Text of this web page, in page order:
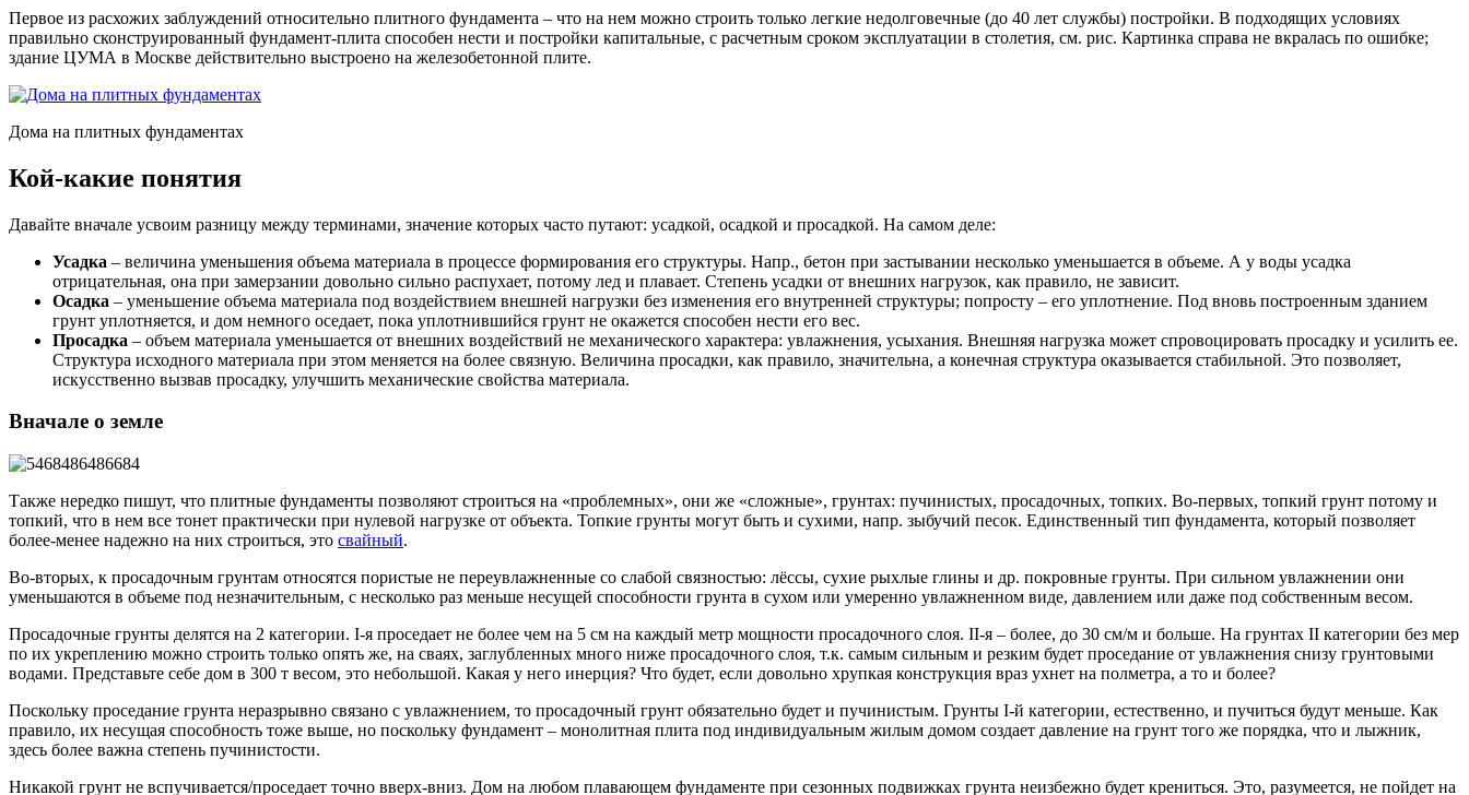
Первое из расхожих заблуждений относительно плитного фундамента – что на нем можно строить только легкие недолговечные (до 40 лет службы) постройки. В подходящих условиях
правильно сконструированный фундамент-плита способен нести и постройки капитальные, с расчетным сроком эксплуатации в столетия, см. рис. Картинка справа не вкралась по ошибке;
здание ЦУМА в Москве действительно выстроено на железобетонной плите.
Дома на плитных фундаментах
Кой-какие понятия
Давайте вначале усвоим разницу между терминами, значение которых часто путают: усадкой, осадкой и просадкой. На самом деле:
Усадка – величина уменьшения объема материала в процессе формирования его структуры. Напр., бетон при застывании несколько уменьшается в объеме. А у воды усадка
отрицательная, она при замерзании довольно сильно распухает, потому лед и плавает. Степень усадки от внешних нагрузок, как правило, не зависит.
Осадка – уменьшение объема материала под воздействием внешней нагрузки без изменения его внутренней структуры; попросту – его уплотнение. Под вновь построенным зданием
грунт уплотняется, и дом немного оседает, пока уплотнившийся грунт не окажется способен нести его вес.
Просадка – объем материала уменьшается от внешних воздействий не механического характера: увлажнения, усыхания. Внешняя нагрузка может спровоцировать просадку и усилить ее.
Структура исходного материала при этом меняется на более связную. Величина просадки, как правило, значительна, а конечная структура оказывается стабильной. Это позволяет,
искусственно вызвав просадку, улучшить механические свойства материала.
Вначале о земле
Также нередко пишут, что плитные фундаменты позволяют строиться на «проблемных», они же «сложные», грунтах: пучинистых, просадочных, топких. Во-первых, топкий грунт потому и
топкий, что в нем все тонет практически при нулевой нагрузке от объекта. Топкие грунты могут быть и сухими, напр. зыбучий песок. Единственный тип фундамента, который позволяет
более-менее надежно на них строиться, это свайный.
Во-вторых, к просадочным грунтам относятся пористые не переувлажненные со слабой связностью: лёссы, сухие рыхлые глины и др. покровные грунты. При сильном увлажнении они
уменьшаются в объеме под незначительным, с несколько раз меньше несущей способности грунта в сухом или умеренно увлажненном виде, давлением или даже под собственным весом.
Просадочные грунты делятся на 2 категории. I-я проседает не более чем на 5 см на каждый метр мощности просадочного слоя. II-я – более, до 30 см/м и больше. На грунтах II категории без мер
по их укреплению можно строить только опять же, на сваях, заглубленных много ниже просадочного слоя, т.к. самым сильным и резким будет проседание от увлажнения снизу грунтовыми
водами. Представьте себе дом в 300 т весом, это небольшой. Какая у него инерция? Что будет, если довольно хрупкая конструкция враз ухнет на полметра, а то и более?
Поскольку проседание грунта неразрывно связано с увлажнением, то просадочный грунт обязательно будет и пучинистым. Грунты I-й категории, естественно, и пучиться будут меньше. Как
правило, их несущая способность тоже выше, но поскольку фундамент – монолитная плита под индивидуальным жилым домом создает давление на грунт того же порядка, что и лыжник,
здесь более важна степень пучинистости.
Никакой грунт не вспучивается/проседает точно вверх-вниз. Дом на любом плавающем фундаменте при сезонных подвижках грунта неизбежно будет крениться. Это, разумеется, не пойдет на